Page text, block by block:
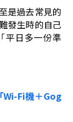
是過去常見的
發生時的自己
平日多一份準
Wi-Fi機＋Gog